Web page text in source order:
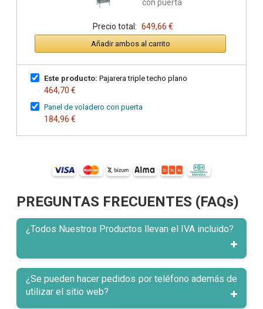
Precio total: 649,66 €
Añadir ambos al carrito
Este producto: Pajarera triple techo plano
464,70 €
Panel de voladero con puerta
184,96 €
PREGUNTAS FRECUENTES (FAQs)
¿Todos Nuestros Productos llevan el IVA incluido?
¿Se pueden hacer pedidos por teléfono además de
utilizar el sitio web?